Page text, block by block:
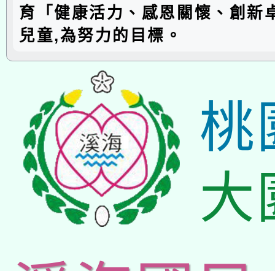
育「健康活力、感恩關懷、創新
兒童,為努力的目標。
桃
大